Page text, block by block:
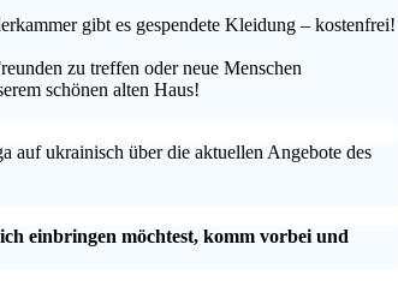
gibt es gespendete Kleidung – kostenfrei!
zu treffen oder neue Menschen
schönen alten Haus!
auf ukrainisch über die aktuellen Angebote des
einbringen möchtest, komm vorbei und